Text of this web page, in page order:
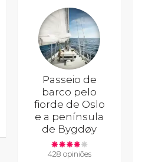
Passeio de
barco pelo
fiorde de Oslo
e a península
de Bygdøy
428 opiniões